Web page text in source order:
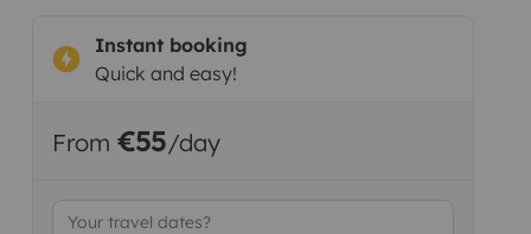
Instant booking
Quick and easy!
From €55/day
Your travel dates?